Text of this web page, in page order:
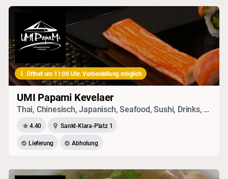
Öffnet um 11:00 Uhr. Vorbestellung möglich
UMI Papami Kevelaer
Thai, Chinesisch, Japanisch, Seafood, Sushi, Drinks, Vietnamesisch, Vegetarisches
4.40 Sankt-Klara-Platz 1
Lieferung Abholung